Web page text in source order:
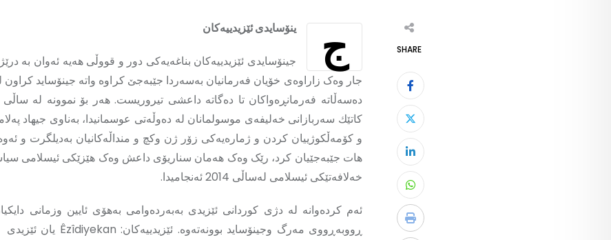
SHARE ج ینۆسایدی ئێزیدییەکان
جار وەک زاراوەی خۆیان فەرمانیان بەسەردا جێبەجێ کراوە واتە جینۆساید کراون
كاتێك سەربازانی خەلیفەی موسولمانان لە دەوڵەتی عوسمانیدا، بەناوی جیهاد
و كۆمەڵكوژییان كردن و ژمارەیەكی زۆر ژن وکچ و منداڵەکانیان بەدیلگرت و
هات جێبەجێیان کرد، رێک وەک هەمان سناریۆی داعش وەک هێزێکی ئیسلامی
خەلافەتێکی ئیسلامی لەساڵی 2014 ئەنجامیدا.
ئەم کردەوانە لە دژی کوردانی ئێزیدی بەبەردەوامی بەهۆی ئایین وزمانی